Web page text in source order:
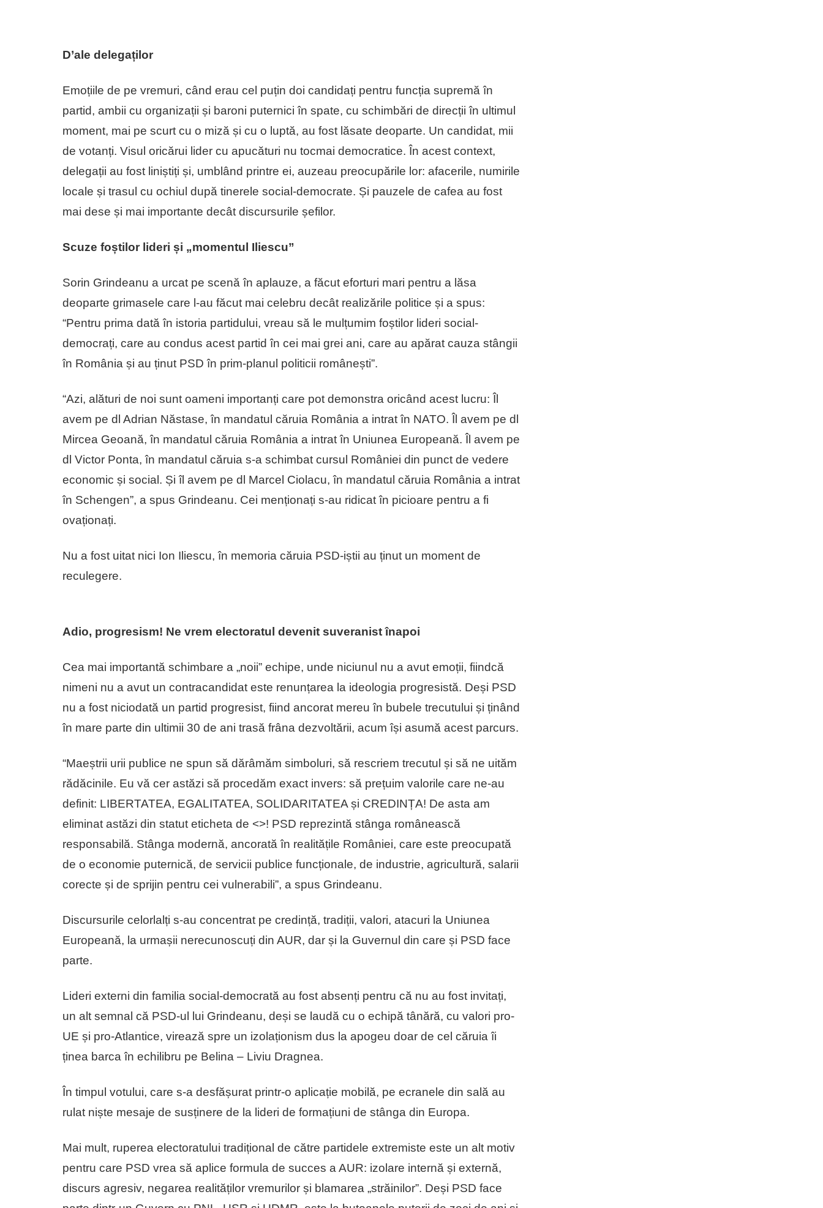
D’ale delegaților
Emoțiile de pe vremuri, când erau cel puțin doi candidați pentru funcția supremă în
partid, ambii cu organizații și baroni puternici în spate, cu schimbări de direcții în ultimul
moment, mai pe scurt cu o miză și cu o luptă, au fost lăsate deoparte. Un candidat, mii
de votanți. Visul oricărui lider cu apucături nu tocmai democratice. În acest context,
delegații au fost liniștiți și, umblând printre ei, auzeau preocupările lor: afacerile, numirile
locale și trasul cu ochiul după tinerele social-democrate. Și pauzele de cafea au fost
mai dese și mai importante decât discursurile șefilor.
Scuze foștilor lideri și „momentul Iliescu”
Sorin Grindeanu a urcat pe scenă în aplauze, a făcut eforturi mari pentru a lăsa
deoparte grimasele care l-au făcut mai celebru decât realizările politice și a spus:
“Pentru prima dată în istoria partidului, vreau să le mulțumim foștilor lideri social-
democrați, care au condus acest partid în cei mai grei ani, care au apărat cauza stângii
în România și au ținut PSD în prim-planul politicii românești”.
“Azi, alături de noi sunt oameni importanți care pot demonstra oricând acest lucru: Îl
avem pe dl Adrian Năstase, în mandatul căruia România a intrat în NATO. Îl avem pe dl
Mircea Geoană, în mandatul căruia România a intrat în Uniunea Europeană. Îl avem pe
dl Victor Ponta, în mandatul căruia s-a schimbat cursul României din punct de vedere
economic și social. Și îl avem pe dl Marcel Ciolacu, în mandatul căruia România a intrat
în Schengen”, a spus Grindeanu. Cei menționați s-au ridicat în picioare pentru a fi
ovaționați.
Nu a fost uitat nici Ion Iliescu, în memoria căruia PSD-iștii au ținut un moment de
reculegere.
Adio, progresism! Ne vrem electoratul devenit suveranist înapoi
Cea mai importantă schimbare a „noii” echipe, unde niciunul nu a avut emoții, fiindcă
nimeni nu a avut un contracandidat este renunțarea la ideologia progresistă. Deși PSD
nu a fost niciodată un partid progresist, fiind ancorat mereu în bubele trecutului și ținând
în mare parte din ultimii 30 de ani trasă frâna dezvoltării, acum își asumă acest parcurs.
“Maeștrii urii publice ne spun să dărâmăm simboluri, să rescriem trecutul și să ne uităm
rădăcinile. Eu vă cer astăzi să procedăm exact invers: să prețuim valorile care ne-au
definit: LIBERTATEA, EGALITATEA, SOLIDARITATEA și CREDINȚA! De asta am
eliminat astăzi din statut eticheta de <>! PSD reprezintă stânga românească
responsabilă. Stânga modernă, ancorată în realitățile României, care este preocupată
de o economie puternică, de servicii publice funcționale, de industrie, agricultură, salarii
corecte și de sprijin pentru cei vulnerabili”, a spus Grindeanu.
Discursurile celorlalți s-au concentrat pe credință, tradiții, valori, atacuri la Uniunea
Europeană, la urmașii nerecunoscuți din AUR, dar și la Guvernul din care și PSD face
parte.
Lideri externi din familia social-democrată au fost absenți pentru că nu au fost invitați,
un alt semnal că PSD-ul lui Grindeanu, deși se laudă cu o echipă tânără, cu valori pro-
UE și pro-Atlantice, virează spre un izolaționism dus la apogeu doar de cel căruia îi
ținea barca în echilibru pe Belina – Liviu Dragnea.
În timpul votului, care s-a desfășurat printr-o aplicație mobilă, pe ecranele din sală au
rulat niște mesaje de susținere de la lideri de formațiuni de stânga din Europa.
Mai mult, ruperea electoratului tradițional de către partidele extremiste este un alt motiv
pentru care PSD vrea să aplice formula de succes a AUR: izolare internă și externă,
discurs agresiv, negarea realităților vremurilor și blamarea „străinilor”. Deși PSD face